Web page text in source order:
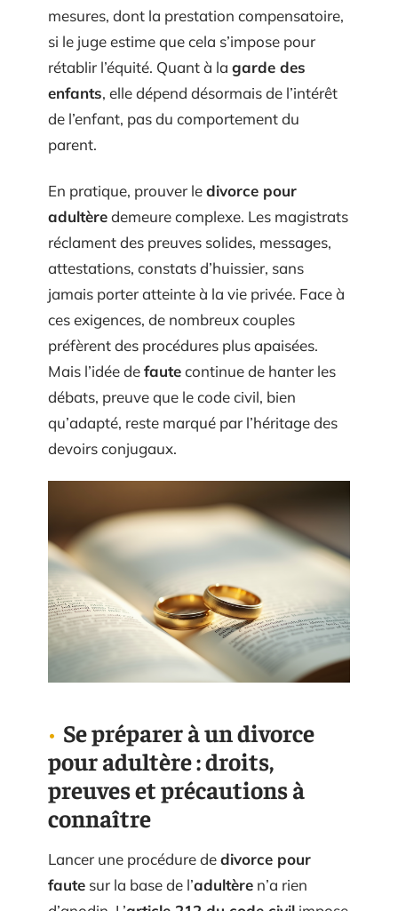
mesures, dont la prestation compensatoire,
si le juge estime que cela s’impose pour
rétablir l’équité. Quant à la garde des
enfants, elle dépend désormais de l’intérêt
de l’enfant, pas du comportement du
parent.
En pratique, prouver ledivorce pour
adultèredemeure complexe. Les magistrats
réclament des preuves solides, messages,
attestations, constats d’huissier, sans
jamais porter atteinte à la vie privée. Face à
ces exigences, de nombreux couples
préfèrent des procédures plus apaisées.
Mais l’idée defautecontinue de hanter les
débats, preuve que le code civil, bien
qu’adapté, reste marqué par l’héritage des
devoirs conjugaux.
Se préparer à un divorce
pour adultère : droits,
preuves et précautions à
connaître
Lancer une procédure dedivorce pour
faute sur la base de l’adultère n’a rien